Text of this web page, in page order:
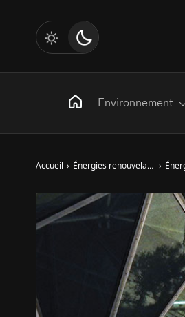
Accueil › Énergies renouvelables ›
Environnement